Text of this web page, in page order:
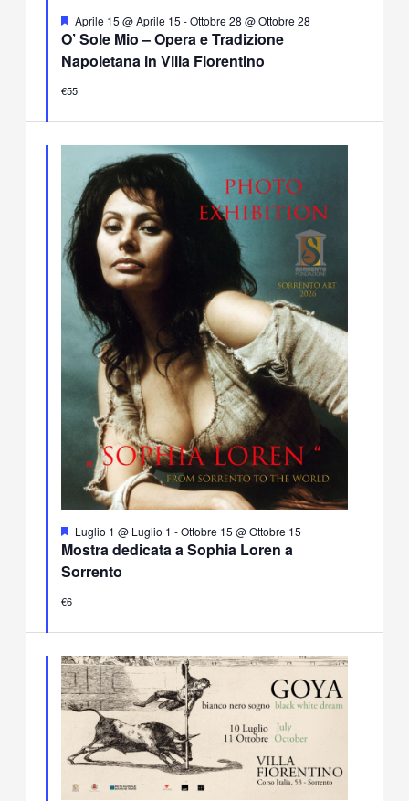
O’ Sole Mio – Opera e Tradizione
Napoletana in Villa Fiorentino
Segnalati
Aprile 15 @ Aprile 15 -Ottobre 28 @ Ottobre 28
€55
Mostra dedicata a Sophia Loren a
Sorrento
Segnalati
Luglio 1 @ Luglio 1 -Ottobre 15 @ Ottobre 15
€6